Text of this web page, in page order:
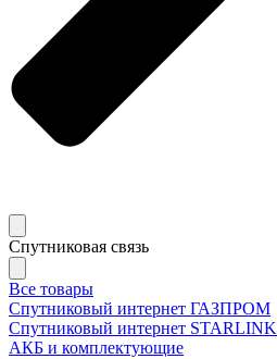
Спутниковая связь
Все товары
Спутниковый интернет ГАЗПРОМ
Спутниковый интернет STARLINK
АКБ и комплектующие